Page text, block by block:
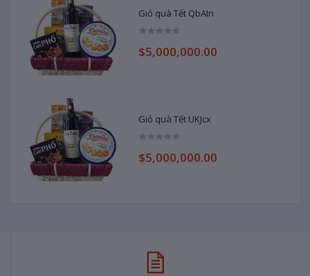
Giỏ quà Tết QbAIn
$5,000,000.00
Giỏ quà Tết UKJcx
$5,000,000.00